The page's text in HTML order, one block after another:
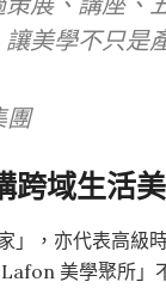
展、講座、
美學不只是
團
跨域生活
」，亦代表高
美學聚所」